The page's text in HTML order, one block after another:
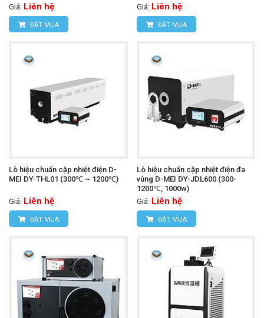
Giá: Liên hệ
ĐẶT MUA
Giá: Liên hệ
ĐẶT MUA
Lò hiệu chuẩn cặp nhiệt điện D-
MEI DY-THL01 (300℃ ~ 1200℃)
Giá: Liên hệ
ĐẶT MUA
Lò hiệu chuẩn cặp nhiệt điện đa
vùng D-MEI DY-JDL600 (300-
1200℃, 1000w)
Giá: Liên hệ
ĐẶT MUA